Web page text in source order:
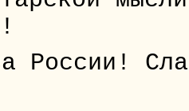
России!